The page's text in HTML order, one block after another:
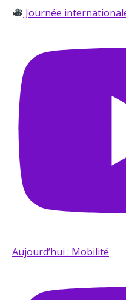
Journée
Aujourd’hui : Mobilité